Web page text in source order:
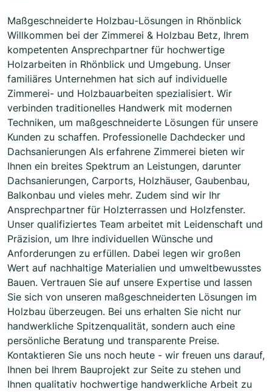
Maßgeschneiderte Holzbau-Lösungen in Rhönblick
Willkommen bei der Zimmerei & Holzbau Betz, Ihrem
kompetenten Ansprechpartner für hochwertige
Holzarbeiten in Rhönblick und Umgebung. Unser
familiäres Unternehmen hat sich auf individuelle
Zimmerei- und Holzbauarbeiten spezialisiert. Wir
verbinden traditionelles Handwerk mit modernen
Techniken, um maßgeschneiderte Lösungen für unsere
Kunden zu schaffen. Professionelle Dachdecker und
Dachsanierungen Als erfahrene Zimmerei bieten wir
Ihnen ein breites Spektrum an Leistungen, darunter
Dachsanierungen, Carports, Holzhäuser, Gaubenbau,
Balkonbau und vieles mehr. Zudem sind wir Ihr
Ansprechpartner für Holzterrassen und Holzfenster.
Unser qualifiziertes Team arbeitet mit Leidenschaft und
Präzision, um Ihre individuellen Wünsche und
Anforderungen zu erfüllen. Dabei legen wir großen
Wert auf nachhaltige Materialien und umweltbewusstes
Bauen. Vertrauen Sie auf unsere Expertise und lassen
Sie sich von unseren maßgeschneiderten Lösungen im
Holzbau überzeugen. Bei uns erhalten Sie nicht nur
handwerkliche Spitzenqualität, sondern auch eine
persönliche Beratung und transparente Preise.
Kontaktieren Sie uns noch heute - wir freuen uns darauf,
Ihnen bei Ihrem Bauprojekt zur Seite zu stehen und
Ihnen qualitativ hochwertige handwerkliche Arbeit zu